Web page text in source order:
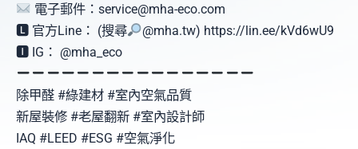
電子郵件：service@mha-eco.com
🅻 官方Line： (搜尋
@mha.tw) https://lin.ee/kVd6wU9
🅸 IG： @mha_eco
除甲醛 #綠建材 #室內空氣品質
新屋裝修 #老屋翻新 #室內設計師
IAQ #LEED #ESG #空氣淨化